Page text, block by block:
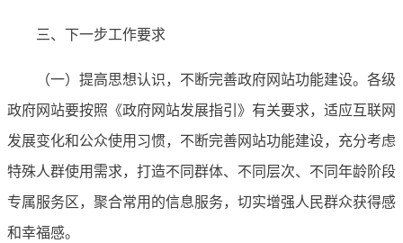
三、下一步工作要求
（一）提高思想认识，不断完善政府网站功能建设。各级
政府网站要按照《政府网站发展指引》有关要求，适应互联网
发展变化和公众使用习惯，不断完善网站功能建设，充分考虑
特殊人群使用需求，打造不同群体、不同层次、不同年龄阶段
专属服务区，聚合常用的信息服务，切实增强人民群众获得感
和幸福感。